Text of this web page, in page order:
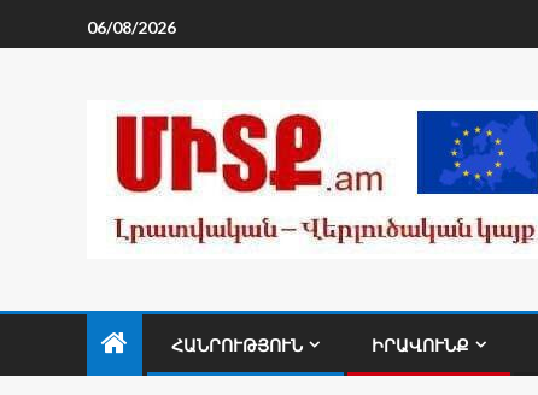
06/08/2026
ՀԱՆՐՈՒԹՅՈՒՆ ԻՐԱՎՈՒՆՔ